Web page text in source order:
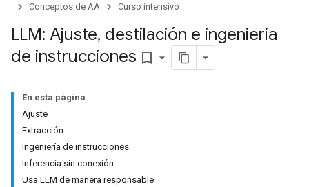
Conceptos de AA
Curso intensivo
LLM: Ajuste, destilación e ingeniería
de instrucciones bookmark_border
En esta página
Ajuste
Extracción
Ingeniería de instrucciones
Inferencia sin conexión
Usa LLM de manera responsable